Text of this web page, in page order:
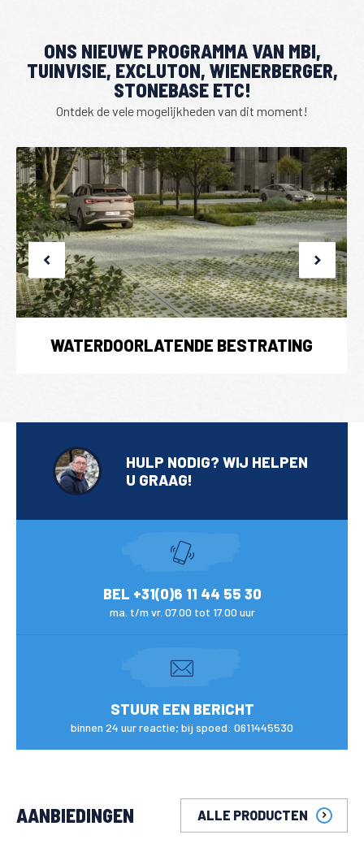
ONS NIEUWE PROGRAMMA VAN MBI,
TUINVISIE, EXCLUTON, WIENERBERGER,
STONEBASE ETC!
Ontdek de vele mogelijkheden van dit moment!
WATERDOORLATENDE BESTRATING
HULP NODIG? WIJ HELPEN
U GRAAG!
BEL +31(0)6 11 44 55 30
ma. t/m vr. 07.00 tot 17.00 uur
STUUR EEN BERICHT
binnen 24 uur reactie; bij spoed: 0611445530
AANBIEDINGEN ALLE PRODUCTEN